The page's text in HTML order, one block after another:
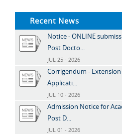
Recent News
Notice - ONLINE
Post Docto...
JUL 25 - 2026
Corrigendum -
Applicati...
JUL 10 - 2026
Admission Notice for
Post D...
JUL 01 - 2026